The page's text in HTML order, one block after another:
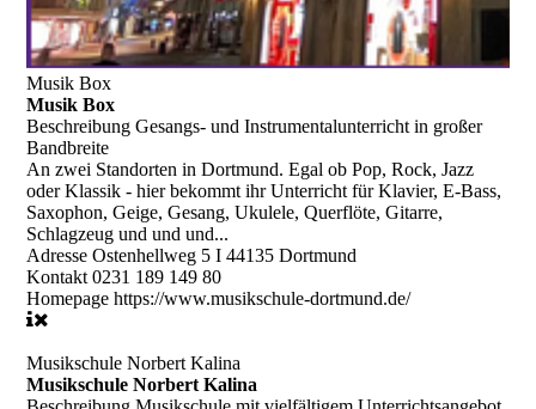
Musik Box
Musik Box
BeschreibungGesangs- und Instrumentalunterricht in großer
Bandbreite
An zwei Standorten in Dortmund. Egal ob Pop, Rock, Jazz
oder Klassik - hier bekommt ihr Unterricht für Klavier, E-Bass,
Saxophon, Geige, Gesang, Ukulele, Querflöte, Gitarre,
Schlagzeug und und und...
AdresseOstenhellweg 5 I 44135 Dortmund
Kontakt0231 189 149 80
Homepagehttps://www.musikschule-dortmund.de/
Musikschule Norbert Kalina
Musikschule Norbert Kalina